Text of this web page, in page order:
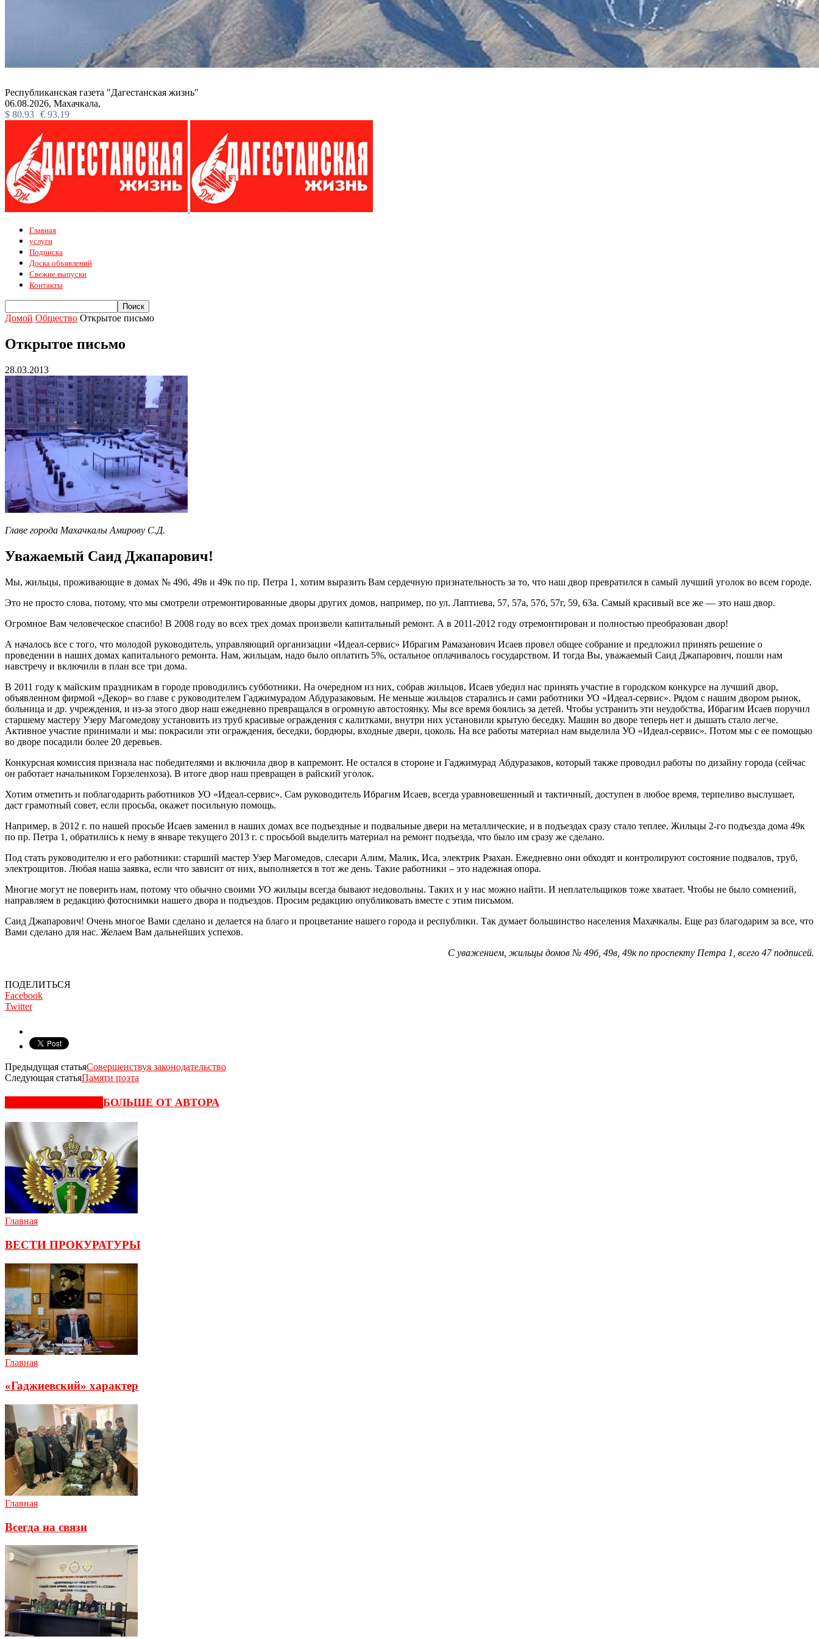
Республиканская газета "Дагестанская жизнь"
06.08.2026, Махачкала,
$ 80.93 € 93.19
Главная
услуги
Подписка
Доска объявлений
Свежие выпуски
Контакты
Домой Общество Открытое письмо
Открытое письмо
28.03.2013
Главе города Махачкалы Амирову С.Д.
Уважаемый Саид Джапарович!
Мы, жильцы, проживающие в домах № 49б, 49в и 49к по пр. Петра 1, хотим выразить Вам сердечную признательность за то, что наш двор превратился в самый лучший уголок во всем городе.
Это не просто слова, потому, что мы смотрели отремонтированные дворы других домов, например, по ул. Лаптиева, 57, 57а, 57б, 57г, 59, 63а. Самый красивый все же — это наш двор.
Огромное Вам человеческое спасибо! В 2008 году во всех трех домах произвели капитальный ремонт. А в 2011-2012 году отремонтирован и полностью преобразован двор!
А началось все с того, что молодой руководитель, управляющий организации «Идеал-сервис» Ибрагим Рамазанович Исаев провел общее собрание и предложил принять решение о
проведении в наших домах капитального ремонта. Нам, жильцам, надо было оплатить 5%, остальное оплачивалось государством. И тогда Вы, уважаемый Саид Джапарович, пошли нам
навстречу и включили в план все три дома.
В 2011 году к майским праздникам в городе проводились субботники. На очередном из них, собрав жильцов, Исаев убедил нас принять участие в городском конкурсе на лучший двор,
объявленном фирмой «Декор» во главе с руководителем Гаджимурадом Абдуразаковым. Не меньше жильцов старались и сами работники УО «Идеал-сервис». Рядом с нашим двором рынок,
больница и др. учреждения, и из-за этого двор наш ежедневно превращался в огромную автостоянку. Мы все время боялись за детей. Чтобы устранить эти неудобства, Ибрагим Исаев поручил
старшему мастеру Узеру Магомедову установить из труб красивые ограждения с калитками, внутри них установили крытую беседку. Машин во дворе теперь нет и дышать стало легче.
Активное участие принимали и мы: покрасили эти ограждения, беседки, бордюры, входные двери, цоколь. На все работы материал нам выделила УО «Идеал-сервис». Потом мы с ее помощью
во дворе посадили более 20 деревьев.
Конкурсная комиссия признала нас победителями и включила двор в капремонт. Не остался в стороне и Гаджимурад Абдуразаков, который также проводил работы по дизайну города (сейчас
он работает начальником Горзеленхоза). В итоге двор наш превращен в райский уголок.
Хотим отметить и поблагодарить работников УО «Идеал-сервис». Сам руководитель Ибрагим Исаев, всегда уравновешенный и тактичный, доступен в любое время, терпеливо выслушает,
даст грамотный совет, если просьба, окажет посильную помощь.
Например, в 2012 г. по нашей просьбе Исаев заменил в наших домах все подъездные и подвальные двери на металлические, и в подъездах сразу стало теплее. Жильцы 2-го подъезда дома 49к
по пр. Петра 1, обратились к нему в январе текущего 2013 г. с просьбой выделить материал на ремонт подъезда, что было им сразу же сделано.
Под стать руководителю и его работники: старший мастер Узер Магомедов, слесари Алим, Малик, Иса, электрик Рзахан. Ежедневно они обходят и контролируют состояние подвалов, труб,
электрощитов. Любая наша заявка, если что зависит от них, выполняется в тот же день. Такие работники – это надежная опора.
Многие могут не поверить нам, потому что обычно своими УО жильцы всегда бывают недовольны. Таких и у нас можно найти. И неплательщиков тоже хватает. Чтобы не было сомнений,
направляем в редакцию фотоснимки нашего двора и подъездов. Просим редакцию опубликовать вместе с этим письмом.
Саид Джапарович! Очень многое Вами сделано и делается на благо и процветание нашего города и республики. Так думает большинство населения Махачкалы. Еще раз благодарим за все, что
Вами сделано для нас. Желаем Вам дальнейших успехов.
С уважением, жильцы домов № 49б, 49в, 49к по проспекту Петра 1, всего 47 подписей.
ПОДЕЛИТЬСЯ
Facebook
Twitter
Предыдущая статьяСовершенствуя законодательство
Следующая статьяПамяти поэта
БОЛЬШЕ ОТ АВТОРА
Главная
ВЕСТИ ПРОКУРАТУРЫ
Главная
«Гаджиевский» характер
Главная
Всегда на связи